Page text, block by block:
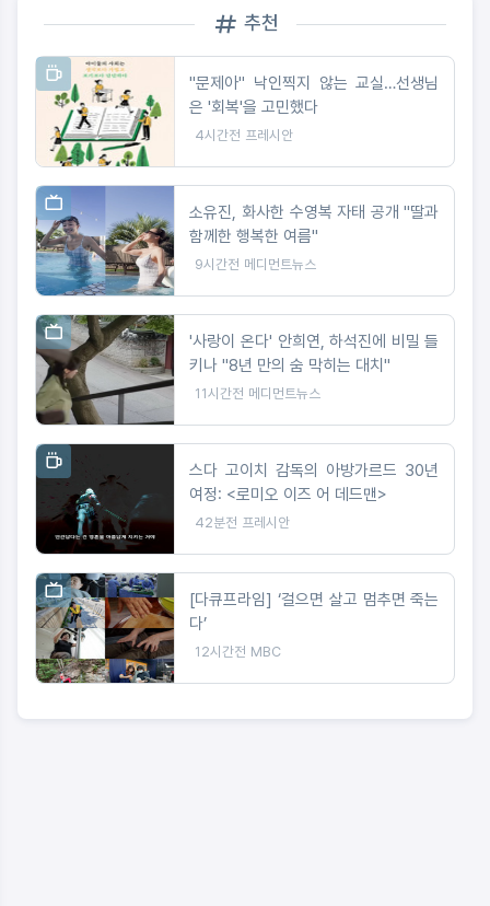
추천
"문제아" 낙인찍지 않는 교실…선생님
은 '회복'을 고민했다
4시간전 프레시안
소유진, 화사한 수영복 자태 공개 "딸과
함께한 행복한 여름"
9시간전 메디먼트뉴스
'사랑이 온다' 안희연, 하석진에 비밀 들
키나 "8년 만의 숨 막히는 대치"
11시간전 메디먼트뉴스
스다 고이치 감독의 아방가르드 30년
여정: <로미오 이즈 어 데드맨>
42분전 프레시안
[다큐프라임] ‘걸으면 살고 멈추면 죽는
다’
12시간전 MBC